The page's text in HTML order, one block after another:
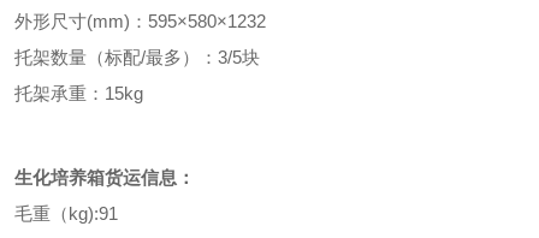
外形尺寸(mm)：595×580×1232
托架数量（标配/最多）：3/5块
托架承重：15kg
生化培养箱货运信息：
毛重（kg):91